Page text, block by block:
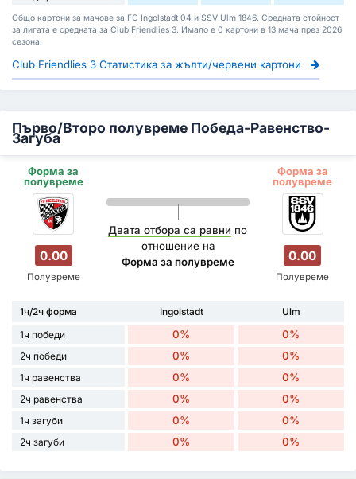
Общо картони за мачове за FC Ingolstadt 04 и SSV Ulm 1846. Средната стойност
за лигата е средната за Club Friendlies 3. Имало е 0 картони в 13 мача през 2026
сезона.
Club Friendlies 3 Статистика за жълти/червени картони
Първо/Второ полувреме Победа-Равенство-
Загуба
Форма за
полувреме
Форма за
полувреме
0.00
Полувреме
Двата отбора са равни по
отношение на
Форма за полувреме
0.00
Полувреме
1ч/2ч форма Ingolstadt
Ulm
1ч победи
0% 0%
2ч победи 0% 0%
1ч равенства 0% 0%
2ч равенства 0% 0%
1ч загуби 0% 0%
2ч загуби 0% 0%